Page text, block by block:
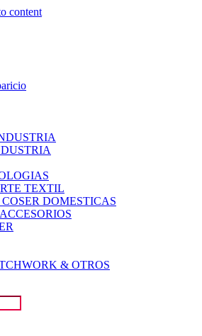
content
TEXTIL
DOMESTICAS
& OTROS